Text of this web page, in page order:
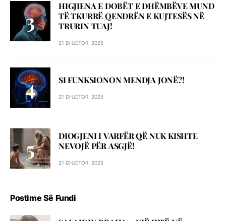
HIGJIENA E DOBËT E DHËMBËVE MUND
TË TKURRË QENDRËN E KUJTESËS NË
TRURIN TUAJ!
21 DHJETOR, 2025
SI FUNKSIONON MENDJA JONË?!
21 DHJETOR, 2025
DIOGJENI I VARFËR QË NUK KISHTE
NEVOJË PËR ASGJË!
21 DHJETOR, 2025
Postime Së Fundi